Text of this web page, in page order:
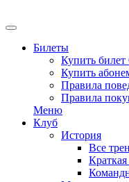
Билеты
Купить
Купить
Правила
Правила
Меню
Клуб
История
Все